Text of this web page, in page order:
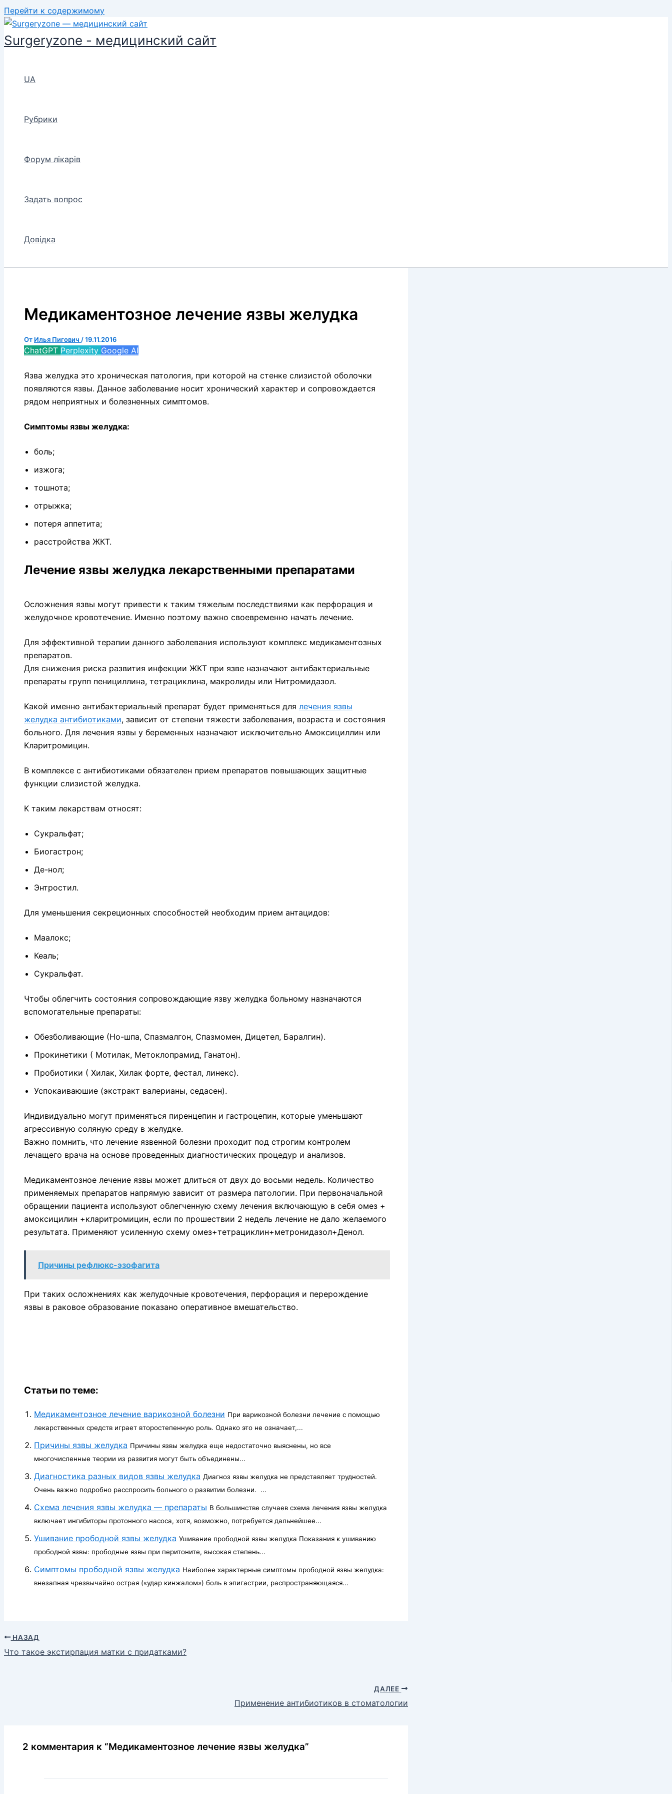
Перейти к содержимому
Surgeryzone - медицинский сайт
UA
Рубрики
Форум лікарів
Задать вопрос
Довідка
Медикаментозное лечение язвы желудка
От Илья Пигович /19.11.2016
ChatGPT Perplexity Google AI
Язва желудка это хроническая патология, при которой на стенке слизистой оболочки
появляются язвы. Данное заболевание носит хронический характер и сопровождается
рядом неприятных и болезненных симптомов.
Симптомы язвы желудка:
боль;
изжога;
тошнота;
отрыжка;
потеря аппетита;
расстройства ЖКТ.
Лечение язвы желудка лекарственными препаратами
Осложнения язвы могут привести к таким тяжелым последствиями как перфорация и
желудочное кровотечение. Именно поэтому важно своевременно начать лечение.
Для эффективной терапии данного заболевания используют комплекс медикаментозных
препаратов.
Для снижения риска развития инфекции ЖКТ при язве назначают антибактериальные
препараты групп пенициллина, тетрациклина, макролиды или Нитромидазол.
Какой именно антибактериальный препарат будет применяться для лечения язвы
желудка антибиотиками, зависит от степени тяжести заболевания, возраста и состояния
больного. Для лечения язвы у беременных назначают исключительно Амоксициллин или
Кларитромицин.
В комплексе с антибиотиками обязателен прием препаратов повышающих защитные
функции слизистой желудка.
К таким лекарствам относят:
Сукральфат;
Биогастрон;
Де-нол;
Энтростил.
Для уменьшения секреционных способностей необходим прием антацидов:
Маалокс;
Кеаль;
Сукральфат.
Чтобы облегчить состояния сопровождающие язву желудка больному назначаются
вспомогательные препараты:
Обезболивающие (Но-шпа, Спазмалгон, Спазмомен, Дицетел, Баралгин).
Прокинетики ( Мотилак, Метоклопрамид, Ганатон).
Пробиотики ( Хилак, Хилак форте, фестал, линекс).
Успокаиваюшие (экстракт валерианы, седасен).
Индивидуально могут применяться пиренцепин и гастроцепин, которые уменьшают
агрессивную соляную среду в желудке.
Важно помнить, что лечение язвенной болезни проходит под строгим контролем
лечащего врача на основе проведенных диагностических процедур и анализов.
Медикаментозное лечение язвы может длиться от двух до восьми недель. Количество
применяемых препаратов напрямую зависит от размера патологии. При первоначальной
обращении пациента используют облегченную схему лечения включающую в себя омез +
амоксицилин +кларитромицин, если по прошествии 2 недель лечение не дало желаемого
результата. Применяют усиленную схему омез+тетрациклин+метронидазол+Денол.
Причины рефлюкс-эзофагита
При таких осложнениях как желудочные кровотечения, перфорация и перерождение
язвы в раковое образование показано оперативное вмешательство.
Статьи по теме:
Медикаментозное лечение варикозной болезни При варикозной болезни лечение с помощью
лекарст­венных средств играет второстепенную роль. Однако это не означает,...
Причины язвы желудка Причины язвы желудка еще недостаточно выяснены, но все
многочисленные теории из развития могут быть объединены...
Диагностика разных видов язвы желудка Диагноз язвы желудка не представляет трудностей.
Очень важно подробно расспросить больного о развитии болезни. ...
Схема лечения язвы желудка — препараты В большинстве случаев схема лечения язвы желудка
включает ингибиторы протонного насоса, хотя, возможно, потребуется дальнейшее...
Ушивание прободной язвы желудка Ушивание прободной язвы желудка Показания к ушиванию
прободной язвы: прободные язвы при перитоните, высокая степень...
Симптомы прободной язвы желудка Наиболее характерные симптомы прободной язвы желудка:
внезапная чрезвычайно острая («удар кинжалом») боль в эпигастрии, распространяющаяся...
НАЗАД
Что такое экстирпация матки с придатками?
ДАЛЕЕ
Применение антибиотиков в стоматологии
2 комментария к “Медикаментозное лечение язвы желудка”